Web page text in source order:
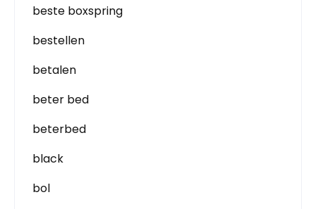
beste boxspring
bestellen
betalen
beter bed
beterbed
black
bol